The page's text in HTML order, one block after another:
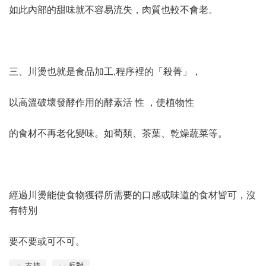
如此內部的甜味就不容易流失，肉質也較不會老。
三、川燙也就是食品加工,程序裡的「殺菁」，
以高溫破壞發酵作用的酵素活 性 ，使植物性
的食材不再老化變味。如荀類、茶葉、乾燥蔬菜等。
經過川燙能使食物獲得所需要的口感或味道的食材皆可，沒
有特別
要不要或可不可。